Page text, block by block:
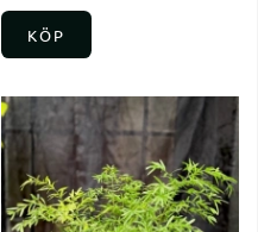
KÖP